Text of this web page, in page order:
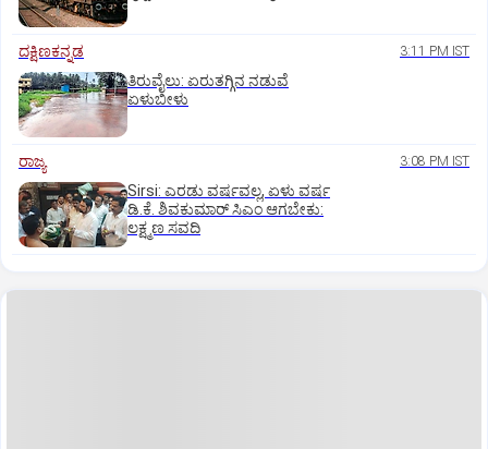
ದಕ್ಷಿಣಕನ್ನಡ 3:11 PM IST
ತಿರುವೈಲು: ಏರುತಗ್ಗಿನ ನಡುವೆ
ಏಳುಬೀಳು
ರಾಜ್ಯ 3:08 PM IST
Sirsi: ಎರಡು ವರ್ಷವಲ್ಲ, ಏಳು ವರ್ಷ
ಡಿ.ಕೆ. ಶಿವಕುಮಾರ್ ಸಿಎಂ ಆಗಬೇಕು:
ಲಕ್ಷ್ಮಣ ಸವದಿ